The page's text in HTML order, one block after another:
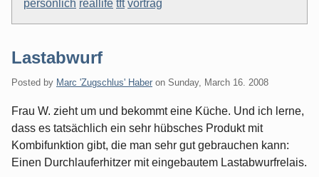
persönlich reallife tft vortrag
Lastabwurf
Posted by Marc 'Zugschlus' Haber on Sunday, March 16. 2008
Frau W. zieht um und bekommt eine Küche. Und ich lerne,
dass es tatsächlich ein sehr hübsches Produkt mit
Kombifunktion gibt, die man sehr gut gebrauchen kann:
Einen Durchlauferhitzer mit eingebautem Lastabwurfrelais.